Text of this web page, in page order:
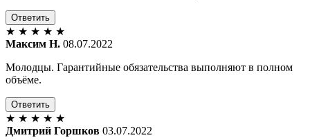
Ответить
★ ★ ★ ★ ★
Максим Н. 08.07.2022
Молодцы. Гарантийные обязательства выполняют в полном
объёме.
Ответить
★ ★ ★ ★ ★
Дмитрий Горшков 03.07.2022